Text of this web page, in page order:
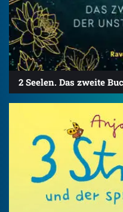
2 Seelen. Das zweite